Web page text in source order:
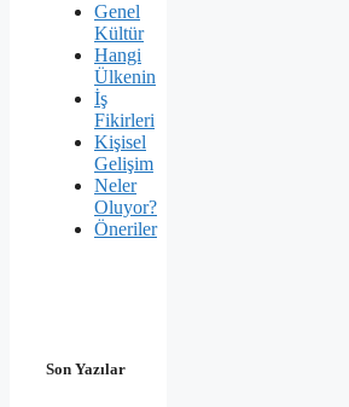
Genel
Kültür
Hangi
Ülkenin
İş
Fikirleri
Kişisel
Gelişim
Neler
Oluyor?
Öneriler
Son Yazılar